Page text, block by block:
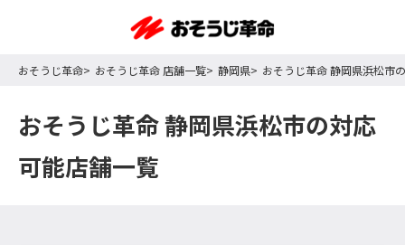
おそうじ革命 おそうじ革命 店舗一覧 静岡県 おそうじ革命 静岡県浜松市
おそうじ革命 静岡県浜松市の対応
可能店舗一覧